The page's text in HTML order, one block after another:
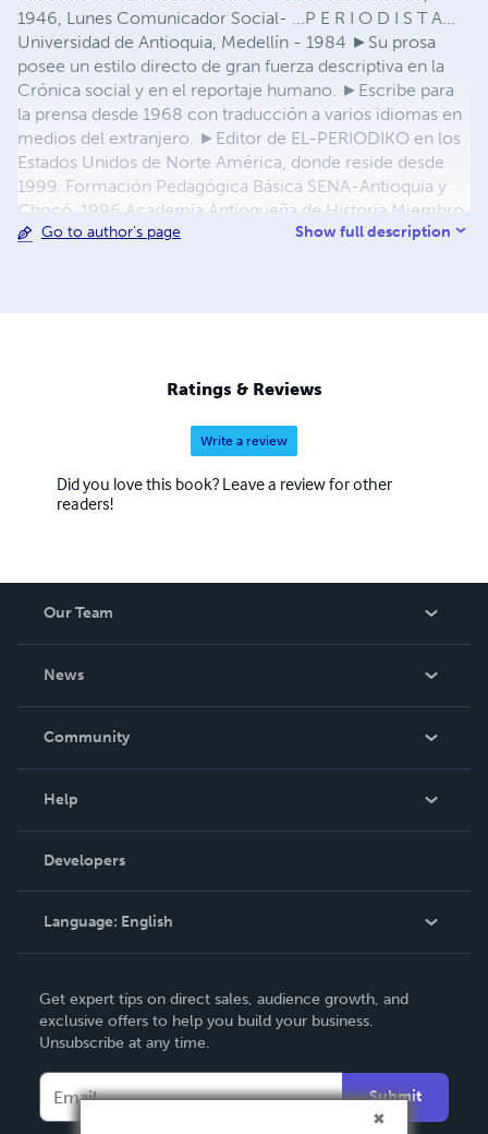
1946, Lunes Comunicador Social- ...P E R I O D I S T A...
Universidad de Antioquia, Medellín - 1984 ►Su prosa
posee un estilo directo de gran fuerza descriptiva en la
Crónica social y en el reportaje humano. ►Escribe para
la prensa desde 1968 con traducción a varios idiomas en
medios del extranjero. ►Editor de EL-PERIODIKO en los
Estados Unidos de Norte América, donde reside desde
1999. Formación Pedagógica Básica SENA-Antioquia y
Chocó, 1996 Academia Antioqueña de Historia Miembro
Correspondiente/Urabá Botón de Oro SEDUCA 1987
Go to author's page Show full description
Ratings & Reviews
Write a review
Did you love this book? Leave a review for other
readers!
Our Team
News
In The News
Community
Podcast
Help
Order Lookup
Knowledge Base
Contact Support
Developers
Language: English
Deutsch
Français
Español
Get expert tips on direct sales, audience growth, and
exclusive offers to help you build your business.
Unsubscribe at any time.
Submit